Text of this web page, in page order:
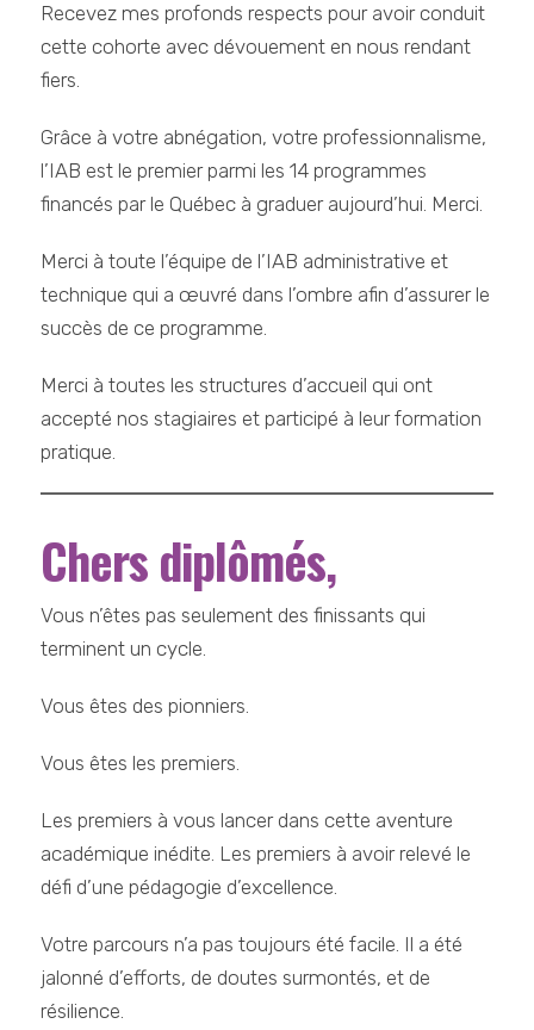
Recevez mes profonds respects pour avoir conduit
cette cohorte avec dévouement en nous rendant
fiers.
Grâce à votre abnégation, votre professionnalisme,
l’IAB est le premier parmi les 14 programmes
financés par le Québec à graduer aujourd’hui. Merci.
Merci à toute l’équipe de l’IAB administrative et
technique qui a œuvré dans l’ombre afin d’assurer le
succès de ce programme.
Merci à toutes les structures d’accueil qui ont
accepté nos stagiaires et participé à leur formation
pratique.
Chers diplômés,
Vous n’êtes pas seulement des finissants qui
terminent un cycle.
Vous êtes des pionniers.
Vous êtes les premiers.
Les premiers à vous lancer dans cette aventure
académique inédite. Les premiers à avoir relevé le
défi d’une pédagogie d’excellence.
Votre parcours n’a pas toujours été facile. Il a été
jalonné d’efforts, de doutes surmontés, et de
résilience.